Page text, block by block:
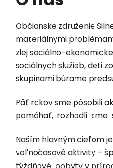
Občianske združenie
materiálnymi
zlej sociálno-
sociálnych služieb, deti
skupinami búrame
Päť rokov sme pôsobili
pomáhať, rozhodli sme
Naším hlavným cieľom
voľnočasové aktivity –